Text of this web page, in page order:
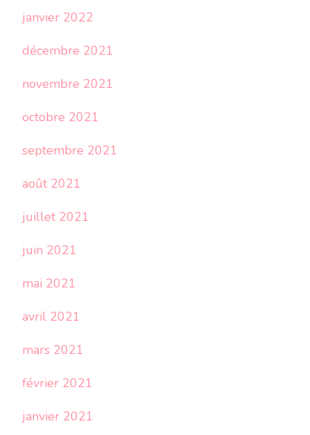
janvier 2022
décembre 2021
novembre 2021
octobre 2021
septembre 2021
août 2021
juillet 2021
juin 2021
mai 2021
avril 2021
mars 2021
février 2021
janvier 2021